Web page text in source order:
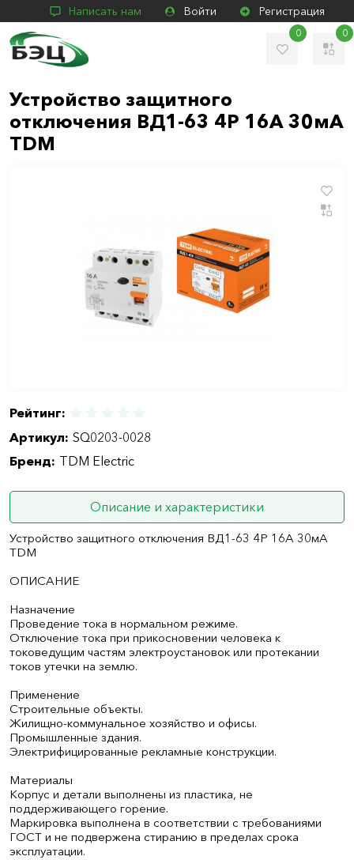
Написать нам Войти Регистрация
0 0
Устройство защитного
отключения ВД1-63 4Р 16А 30мА
TDM
Рейтинг:
Артикул: SQ0203-0028
Бренд: TDM Electric
Описание и характеристики
Устройство защитного отключения ВД1-63 4Р 16А 30мА
TDM
ОПИСАНИЕ
Назначение
Проведение тока в нормальном режиме.
Отключение тока при прикосновении человека к
токоведущим частям электроустановок или протекании
токов утечки на землю.
Применение
Строительные объекты.
Жилищно-коммунальное хозяйство и офисы.
Промышленные здания.
Электрифицированные рекламные конструкции.
Материалы
Корпус и детали выполнены из пластика, не
поддерживающего горение.
Маркировка выполнена в соответствии с требованиями
ГОСТ и не подвержена стиранию в пределах срока
эксплуатации.